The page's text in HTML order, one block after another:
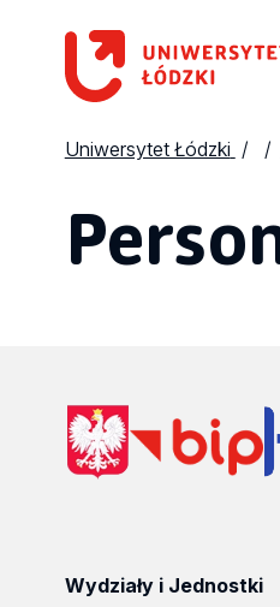
Uniwersytet Łódzki
Wydziały i Jednostki